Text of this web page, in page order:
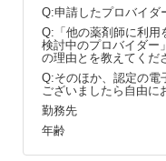
Q:申請したプロバイダ
Q:「他の薬剤師に利用
検討中のプロバイダー
の理由とを教えてくだ
Q:そのほか、認定の電
ございましたら自由に
勤務先
年齢